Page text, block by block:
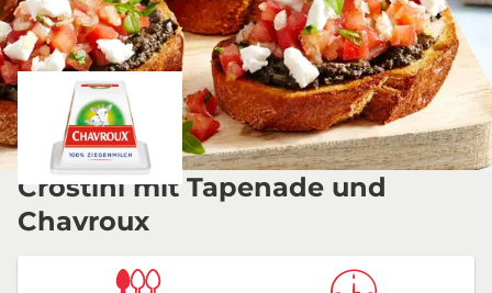
Crostini mit Tapenade und
Chavroux